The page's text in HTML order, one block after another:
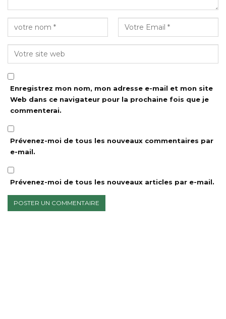
Enregistrez mon nom, mon adresse e-mail et mon site
Web dans ce navigateur pour la prochaine fois que je
commenterai.
Prévenez-moi de tous les nouveaux commentaires par
e-mail.
Prévenez-moi de tous les nouveaux articles par e-mail.